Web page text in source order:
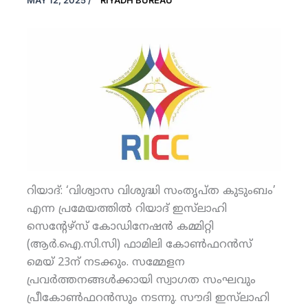
റിയാദ്: ‘വിശ്വാസ വിശുദ്ധി സംതൃപ്ത കുടുംബം’
എന്ന പ്രമേയത്തില്‍ റിയാദ് ഇസ്‌ലാഹി
സെന്റേഴ്‌സ് കോഡിനേഷന്‍ കമ്മിറ്റി
(ആര്‍.ഐ.സി.സി) ഫാമിലി കോണ്‍ഫറന്‍സ്
മെയ് 23ന് നടക്കും. സമ്മേളന
പ്രവര്‍ത്തനങ്ങള്‍ക്കായി സ്വാഗത സംഘവും
പ്രീകോണ്‍ഫറന്‍സും നടന്നു. സൗദി ഇസ്‌ലാഹി